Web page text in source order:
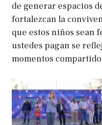
de generar espacios
fortalezcan la
que estos niños sean
ustedes pagan se
momentos